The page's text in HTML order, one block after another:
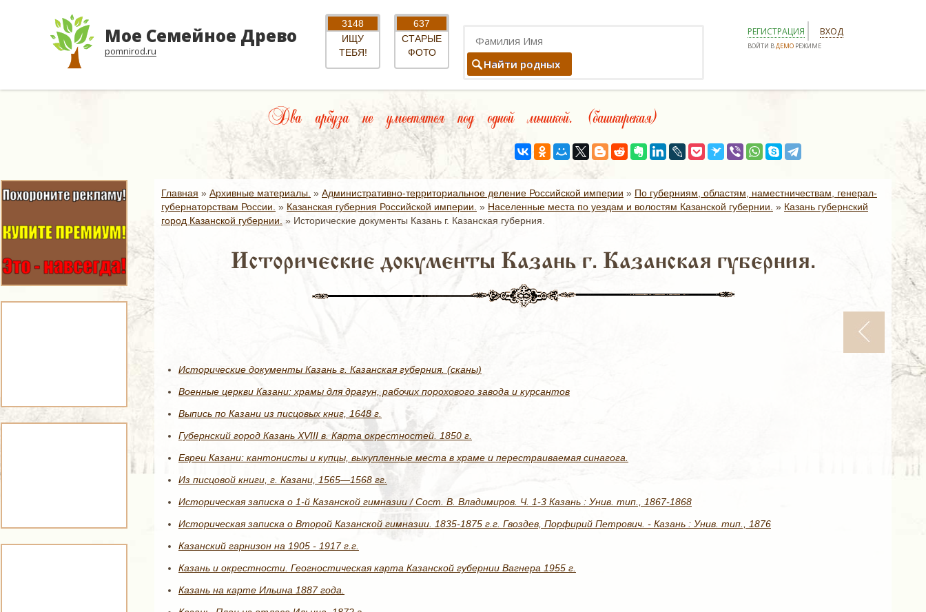
Мое Семейное Древо
pomnirod.ru
3148
ИЩУ
ТЕБЯ!
637
СТАРЫЕ
ФОТО
Найти родных
РЕГИСТРАЦИЯ ВХОД
ВОЙТИ ВДЕМО РЕЖИМЕ
Два арбуза не уместятся под одной мышкой. (башкирская)
Главная » Архивные материалы. » Административно-территориальное деление Российской империи » По губерниям, областям, наместничествам, генерал-
губернаторствам России. » Казанская губерния Российской империи. » Населенные места по уездам и волостям Казанской губернии. » Казань губернский
город Казанской губернии. » Исторические документы Казань г. Казанская губерния.
Исторические документы Казань г. Казанская губерния.
Исторические документы Казань г. Казанская губерния. (сканы)
Военные церкви Казани: храмы для драгун, рабочих порохового завода и курсантов
Выпись по Казани из писцовых книг, 1648 г.
Губернский город Казань XVIII в. Карта окрестностей. 1850 г.
Евреи Казани: кантонисты и купцы, выкупленные места в храме и перестраиваемая синагога.
Из писцовой книги, г. Казани, 1565—1568 гг.
Историческая записка о 1-й Казанской гимназии / Сост. В. Владимиров. Ч. 1-3 Казань : Унив. тип., 1867-1868
Историческая записка о Второй Казанской гимназии. 1835-1875 г.г. Гвоздев, Порфирий Петрович. - Казань : Унив. тип., 1876
Казанский гарнизон на 1905 - 1917 г.г.
Казань и окрестности. Геогностическая карта Казанской губернии Вагнера 1955 г.
Казань на карте Ильина 1887 года.